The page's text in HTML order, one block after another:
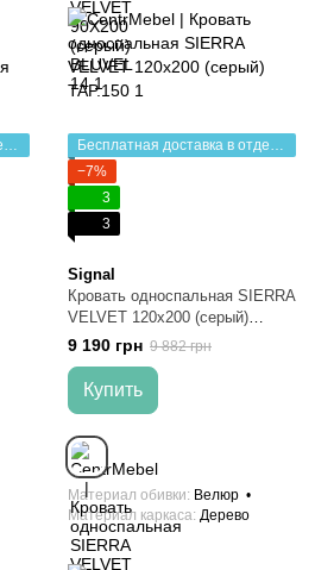
Бесплатная доставка в отделение НП
Бесплатная доставка в отделение НП
−7%
3
3
Signal
Кровать односпальная SIERRA
VELVET 120x200 (серый)
TAP.150
9 190 грн 9 882 грн
Купить
Материал обивки
Велюр
Материал каркаса Дерево